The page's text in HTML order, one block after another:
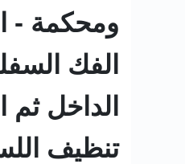
ومحكمة -
الفك
الداخل
تنظيف